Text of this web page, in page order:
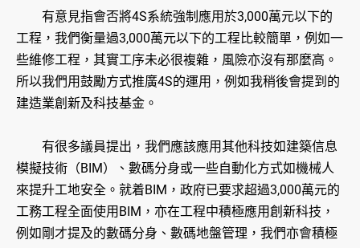
有意見指會否將4S系統強制應用於3,000萬元以下的
工程，我們衡量過3,000萬元以下的工程比較簡單，例如一
些維修工程，其實工序未必很複雜，風險亦沒有那麼高。
所以我們用鼓勵方式推廣4S的運用，例如我稍後會提到的
建造業創新及科技基金。
有很多議員提出，我們應該應用其他科技如建築信息
模擬技術（BIM）、數碼分身或一些自動化方式如機械人
來提升工地安全。就着BIM，政府已要求超過3,000萬元的
工務工程全面使用BIM，亦在工程中積極應用創新科技，
例如剛才提及的數碼分身、數碼地盤管理，我們亦會積極